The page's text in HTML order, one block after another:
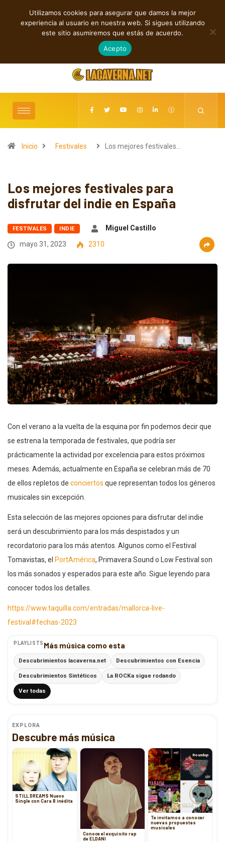
TENDENCIAS
Shaven Primates: Un estallido de Hard Rock contra el control digital
agosto 8, 2026
Inicio Festivales Los mejores festivales…
Los mejores festivales para
disfrutar del indie en España
FESTIVALES INDIE
Miguel Castillo
mayo 31, 2023
2310
Con el verano a la vuelta de la esquina por fin podemos decir que
se estrena la temporada de festivales, que podría ser
prácticamente la actividad por excelencia para estos próximos
meses. Además, actualmente en España se celebran más de 70
de ellos repletos de conciertos que representan todos los géneros
musicales sin excepción.
Esta selección de las mejores opciones para disfrutar del indie
será un descubrimiento para los más despistados y un
recordatorio para los más atentos. Algunos como el Festival
Tomavistas, el PortAmérica, Primavera Sound o Low Festival son
los más sonados y esperados para este año. Sigue leyendo para
conocer todos los detalles.
https://www.taquilla.com/entradas/mallorca-live-
festival#fechas-2023
PLAYLISTS Más música como esta
Descubrimientos lacaverna.net Descubrimientos con Esencia
Descubrimientos Sintéticos La ROCKa sigue rodando
Ver todas
EXPLORA
Descubre más música
STILL DREAMS Nuevo
Single con Cara B inédita
Conoce el exquisito rap
de ELDANI
Roundup
Te invitamos a conocer
nuevas propuestas
musicales
Utilizamos cookies para asegurar que damos la mejor
experiencia al usuario en nuestra web. Si sigues utilizando
este sitio asumiremos que estás de acuerdo.
Acepto